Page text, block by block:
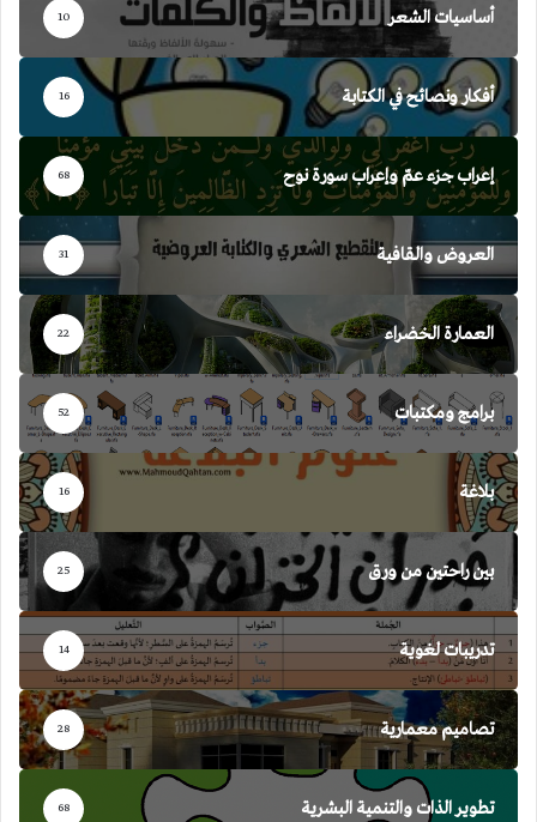
أساسيات الشعر 10
أفكار ونصائح في الكتابة 16
إعراب جزء عمّ وإعراب سورة نوح 68
العروض والقافية 31
العمارة الخضراء 22
برامج ومكتبات 52
بلاغة 16
بين راحتين من ورق 25
تدريبات لغوية 14
تصاميم معمارية 28
تطوير الذات والتنمية البشرية 68